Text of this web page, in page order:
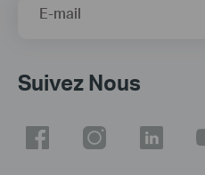
E-mail
Suivez Nous